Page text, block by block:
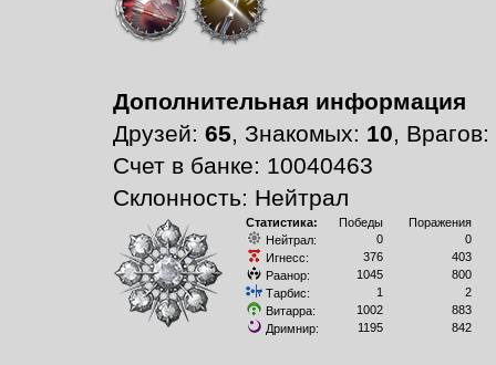
Дополнительная информация
Друзей: 65, Знакомых: 10, Врагов:
Счет в банке: 10040463
Склонность: Нейтрал
Статистика: Победы
Поражения
Нейтрал:
0
0
Игнесс:
376
403
Раанор:
1045
800
Тарбис:
1
2
Витарра:
1002
883
Дримнир:
1195 842